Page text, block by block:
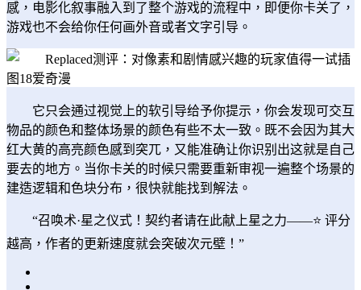
感，电影化叙事融入到了整个游戏的流程中，即便你卡关了，
游戏也不会给你任何画外音或者文字引导。
它只会通过视觉上的软引导给予你提示，你会发现可交互
物品的颜色和整体场景的颜色有些不太一致。既不会因为其大
红大黄的高亮颜色感到突兀，又能准确让你识别出这就是自己
要去的地方。当你卡关的时候只需要重新审视一遍整个场景的
建造逻辑和色块分布，很快就能找到解法。
“召唤术·星之仪式！契约者请在此献上星之力——⭐ 评分
越高，作者的更新速度就会突破次元壁！”